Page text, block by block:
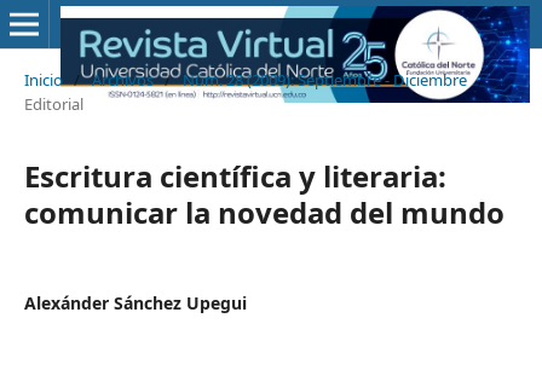
Inicio / Archivos / Núm. 28 (2009): Septiembre - Diciembre /
Editorial
Escritura científica y literaria:
comunicar la novedad del mundo
Alexánder Sánchez Upegui